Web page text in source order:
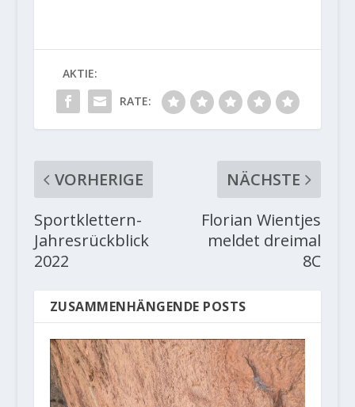
AKTIE:
RATE:
VORHERIGE
Sportklettern-
Jahresrückblick
2022
NÄCHSTE
Florian Wientjes
meldet dreimal
8C
ZUSAMMENHÄNGENDE POSTS